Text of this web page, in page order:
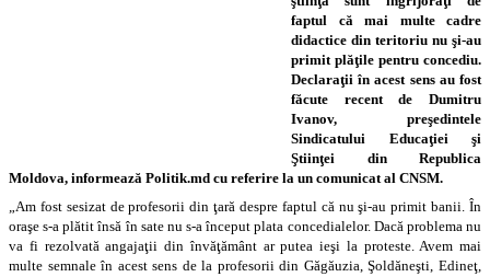
faptul că mai multe cadre
didactice din teritoriu nu şi-au
primit plăţile pentru concediu.
Declaraţii în acest sens au fost
făcute recent de Dumitru
Ivanov, preşedintele
Sindicatului Educaţiei şi
Ştiinţei din Republica
Moldova, informează Politik.md cu referire la un comunicat al CNSM.
„Am fost sesizat de profesorii din ţară despre faptul că nu şi-au primit banii. În
oraşe s-a plătit însă în sate nu s-a început plata concedialelor. Dacă problema nu
va fi rezolvată angajaţii din învăţământ ar putea ieşi la proteste. Avem mai
multe semnale în acest sens de la profesorii din Găgăuzia, Şoldăneşti, Edineţ,